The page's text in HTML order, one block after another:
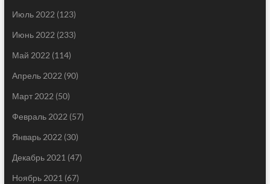
Июль 2022 (123)
Июнь 2022 (233)
Май 2022 (114)
Апрель 2022 (90)
Март 2022 (50)
Февраль 2022 (57)
Январь 2022 (30)
Декабрь 2021 (47)
Ноябрь 2021 (67)